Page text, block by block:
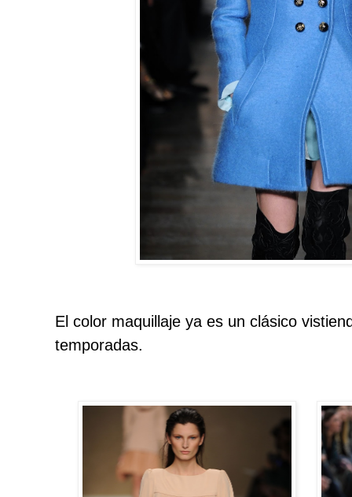
El color maquillaje ya es un clásico
temporadas.